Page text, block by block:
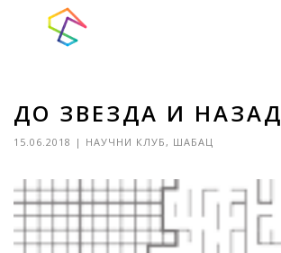
ДО ЗВЕЗДА И НАЗАД
15.06.2018 | НАУЧНИ КЛУБ, ШАБАЦ